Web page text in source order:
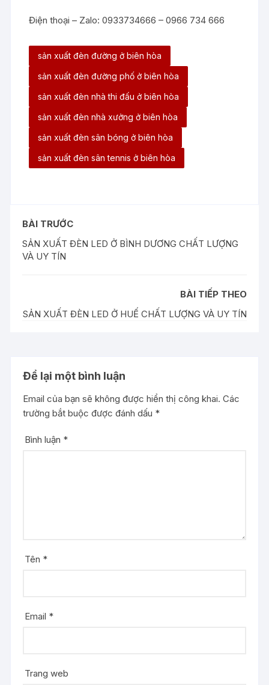
Điện thoại – Zalo: 0933734666 – 0966 734 666
sản xuất đèn đường ở biên hòa
sản xuất đèn đường phố ở biên hòa
sản xuất đèn nhà thi đấu ở biên hòa
sản xuất đèn nhà xưởng ở biên hòa
sản xuất đèn sân bóng ở biên hòa
sản xuất đèn sân tennis ở biên hòa
BÀI TRƯỚC
SẢN XUẤT ĐÈN LED Ở BÌNH DƯƠNG CHẤT LƯỢNG
VÀ UY TÍN
BÀI TIẾP THEO
SẢN XUẤT ĐÈN LED Ở HUẾ CHẤT LƯỢNG VÀ UY TÍN
Để lại một bình luận
Email của bạn sẽ không được hiển thị công khai. Các
trường bắt buộc được đánh dấu *
Bình luận *
Tên *
Email *
Trang web